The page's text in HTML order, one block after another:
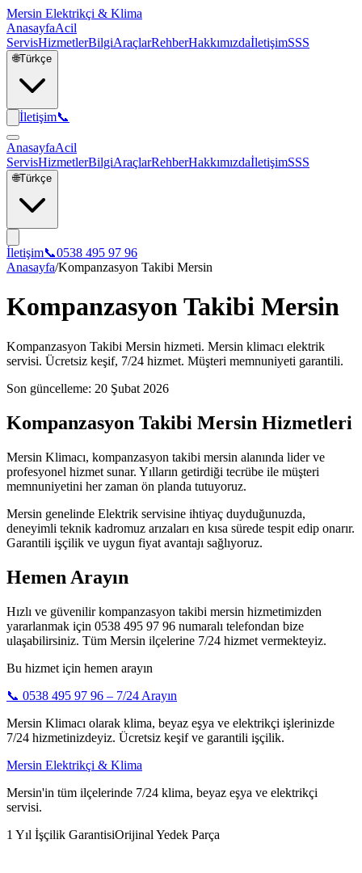
Mersin Elektrikçi & Klima
AnasayfaAcil
ServisHizmetlerBilgiAraçlarRehberHakkımızdaİletişimSSS
🌐Türkçe
İletişim📞
AnasayfaAcil
ServisHizmetlerBilgiAraçlarRehberHakkımızdaİletişimSSS
🌐Türkçe
İletişim📞0538 495 97 96
Anasayfa/Kompanzasyon Takibi Mersin
Kompanzasyon Takibi Mersin
Kompanzasyon Takibi Mersin hizmeti. Mersin klimacı elektrik
servisi. Ücretsiz keşif, 7/24 hizmet. Müşteri memnuniyeti garantili.
Son güncelleme: 20 Şubat 2026
Kompanzasyon Takibi Mersin Hizmetleri
Mersin Klimacı, kompanzasyon takibi mersin alanında lider ve
profesyonel hizmet sunar. Yılların getirdiği tecrübe ile müşteri
memnuniyetini her zaman ön planda tutuyoruz.
Mersin genelinde Elektrik servisine ihtiyaç duyduğunuzda,
deneyimli teknik kadromuz arızaları en kısa sürede tespit edip onarır.
Garantili işçilik ve uygun fiyat avantajı sağlıyoruz.
Hemen Arayın
Hızlı ve güvenilir kompanzasyon takibi mersin hizmetimizden
yararlanmak için 0538 495 97 96 numaralı telefondan bize
ulaşabilirsiniz. Tüm Mersin ilçelerine 7/24 hizmet vermekteyiz.
Bu hizmet için hemen arayın
📞 0538 495 97 96 – 7/24 Arayın
Mersin Klimacı olarak klima, beyaz eşya ve elektrikçi işlerinizde
7/24 hizmetinizdeyiz. Ücretsiz keşif ve garantili işçilik.
Mersin Elektrikçi & Klima
Mersin'in tüm ilçelerinde 7/24 klima, beyaz eşya ve elektrikçi
servisi.
1 Yıl İşçilik GarantisiOrijinal Yedek Parça